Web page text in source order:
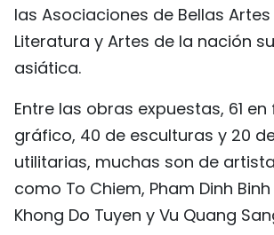
las Asociaciones de Bellas
Literatura y Artes de la nación
asiática.
Entre las obras expuestas, 61
gráfico, 40 de esculturas y 20
utilitarias, muchas son de
como To Chiem, Pham Dinh Binh
Khong Do Tuyen y Vu Quang